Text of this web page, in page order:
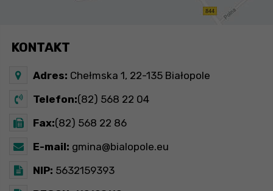
KONTAKT
Adres: Chełmska 1, 22-135 Białopole
Telefon:(82) 568 22 04
Fax:(82) 568 22 86
E-mail: gmina@bialopole.eu
NIP: 5632159393